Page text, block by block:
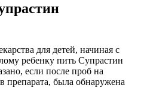
для детей, начиная с
ребенку пить Супрастин
если после проб на
препарата, была обнаружена